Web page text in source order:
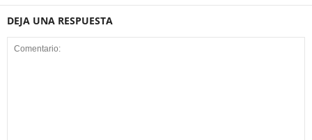
DEJA UNA RESPUESTA